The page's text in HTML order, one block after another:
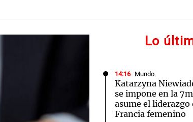
Lo
14:16 Mundo
Katarzyna
se impone en la
asume el liderazgo
Francia femenino